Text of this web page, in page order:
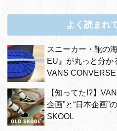
よく読まれ
スニーカー・靴の
EU』が丸っと分か
VANS CONVERSE
【知ってた!?】
企画”と“日本企画”
SKOOL